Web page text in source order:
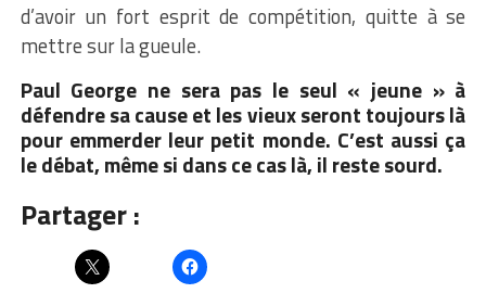
d’avoir un fort esprit de compétition, quitte à se
mettre sur la gueule.
Paul George ne sera pas le seul « jeune » à
défendre sa cause et les vieux seront toujours là
pour emmerder leur petit monde. C’est aussi ça
le débat, même si dans ce cas là, il reste sourd.
Partager :